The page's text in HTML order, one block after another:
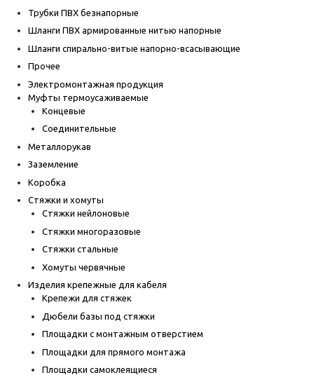
Трубки ПВХ безнапорные
Шланги ПВХ армированные нитью напорные
Шланги спирально-витые напорно-всасывающие
Прочее
Электромонтажная продукция
Муфты термоусаживаемые
Концевые
Соединительные
Металлорукав
Заземление
Коробка
Стяжки и хомуты
Стяжки нейлоновые
Стяжки многоразовые
Стяжки стальные
Хомуты червячные
Изделия крепежные для кабеля
Крепежи для стяжек
Дюбели базы под стяжки
Площадки с монтажным отверстием
Площадки для прямого монтажа
Площадки самоклеящиеся